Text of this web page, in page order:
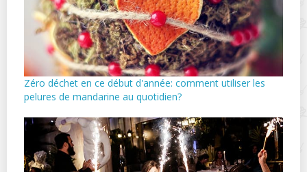
Zéro déchet en ce début d'année: comment utiliser les
pelures de mandarine au quotidien?